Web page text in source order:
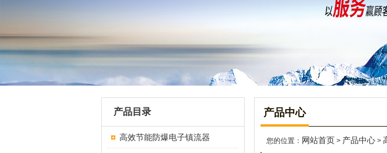
产品目录
高效节能防爆电子镇流器
产品中心
您的位置： 网站首页 > 产品中心 >